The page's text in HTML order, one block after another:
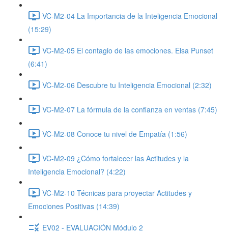
VC-M2-04 La Importancia de la Inteligencia Emocional
(15:29)
VC-M2-05 El contagio de las emociones. Elsa Punset
(6:41)
VC-M2-06 Descubre tu Inteligencia Emocional (2:32)
VC-M2-07 La fórmula de la confianza en ventas (7:45)
VC-M2-08 Conoce tu nivel de Empatía (1:56)
VC-M2-09 ¿Cómo fortalecer las Actitudes y la
Inteligencia Emocional? (4:22)
VC-M2-10 Técnicas para proyectar Actitudes y
Emociones Positivas (14:39)
EV02 - EVALUACIÓN Módulo 2